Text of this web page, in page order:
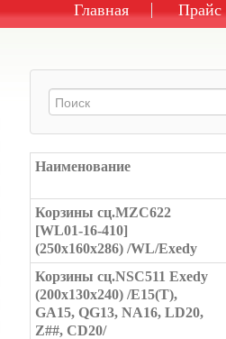
Главная Прайс
Наименование
Корзины сц.MZC622
[WL01-16-410]
(250x160x286) /WL/Exedy
Корзины сц.NSC511 Exedy
(200x130x240) /E15(T),
GA15, QG13, NA16, LD20,
Z##, CD20/